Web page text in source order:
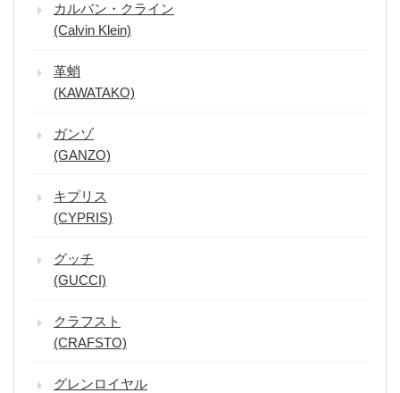
カルバン・クライン
(Calvin Klein)
革蛸
(KAWATAKO)
ガンゾ
(GANZO)
キプリス
(CYPRIS)
グッチ
(GUCCI)
クラフスト
(CRAFSTO)
グレンロイヤル